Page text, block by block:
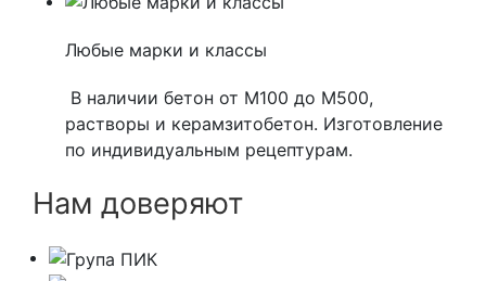
Любые марки и классы
В наличии бетон от М100 до М500,
растворы и керамзитобетон. Изготовление
по индивидуальным рецептурам.
Нам доверяют